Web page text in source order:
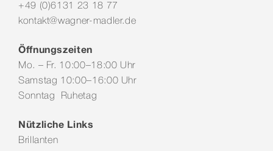
Service & Leistungen
+49 (0)6131 23 18 77
kontakt@wagner-madler.de
Öffnungszeiten
Mo. – Fr. 10:00–18:00 Uhr
Samstag 10:00–16:00 Uhr
Sonntag Ruhetag
Nützliche Links
Brillanten